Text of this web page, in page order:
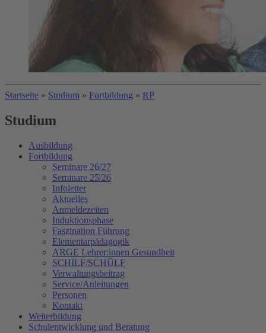
Startseite » Studium » Fortbildung » RP
Studium
Ausbildung
Fortbildung
Seminare 26/27
Seminare 25/26
Infoletter
Aktuelles
Anmeldezeiten
Induktionsphase
Faszination Führung
Elementarpädagogik
ARGE Lehrer:innen Gesundheit
SCHILF/SCHÜLF
Verwaltungsbeitrag
Service/Anleitungen
Personen
Kontakt
Weiterbildung
Schulentwicklung und Beratung